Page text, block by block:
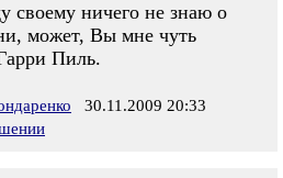
своему ничего не знаю о
может, Вы мне чуть
Пиль.
30.11.2009 20:33